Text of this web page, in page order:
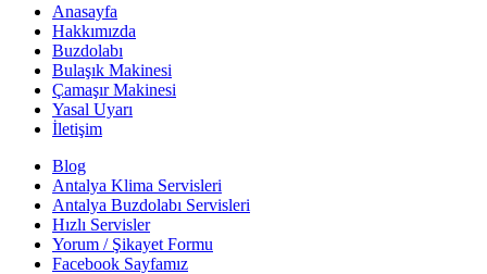
Anasayfa
Hakkımızda
Buzdolabı
Bulaşık Makinesi
Çamaşır Makinesi
Yasal Uyarı
İletişim
Blog
Antalya Klima Servisleri
Antalya Buzdolabı Servisleri
Hızlı Servisler
Yorum / Şikayet Formu
Facebook Sayfamız